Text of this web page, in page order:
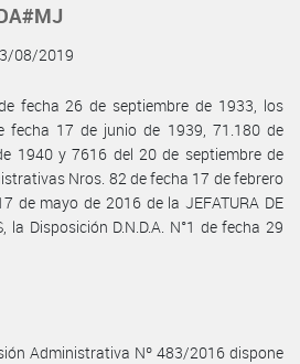
08/2019
fecha 26 de septiembre de 1933, los
fecha 17 de junio de 1939, 71.180 de
1940 y 7616 del 20 de septiembre de
Nros. 82 de fecha 17 de febrero
de mayo de 2016 de la JEFATURA DE
la Disposición D.N.D.A. N°1 de fecha 29
Administrativa Nº 483/2016 dispone